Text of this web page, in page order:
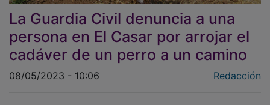
La Guardia Civil denuncia a una
persona en El Casar por arrojar el
cadáver de un perro a un camino